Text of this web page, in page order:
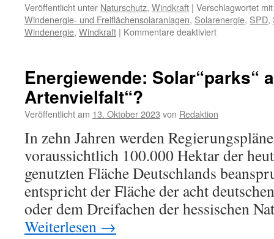
Veröffentlicht unter Naturschutz, Windkraft | Verschlagwortet mit
Windenergie- und Freiflächensolaranlagen, Solarenergie, SPD,
Windenergie, Windkraft | Kommentare deaktiviertfür
noch
und
Energiewende: Solar“parks“
Artenvielfalt“?
Veröffentlicht am 13. Oktober 2023 von Redaktion
In zehn Jahren werden
voraussichtlich 100.000 Hektar der
genutzten Fläche Deutschlands
entspricht der Fläche der acht
oder dem Dreifachen der hessischen
Weiterlesen →